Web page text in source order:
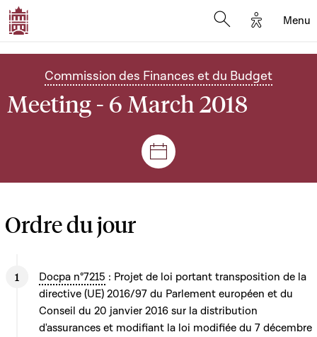
Options
Menu
Commission des Finances et du Budget
Meeting - 6 March 2018
Sessions and meetings
Ordre du jour
Docpa n°7215 : Projet de loi portant transposition de la
directive (UE) 2016/97 du Parlement européen et du
Conseil du 20 janvier 2016 sur la distribution
d'assurances et modifiant la loi modifiée du 7 décembre